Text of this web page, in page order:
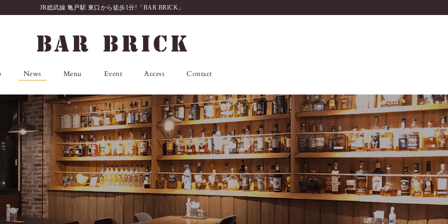
JR総武線 亀戸駅 東口から徒歩1分!「BAR BRICK」
News Menu Event Access Contact